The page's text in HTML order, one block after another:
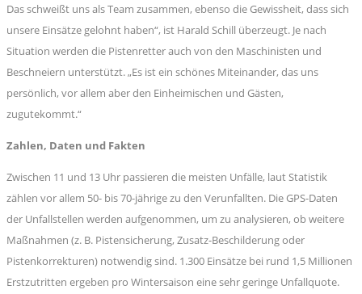
Das schweißt uns als Team zusammen, ebenso die Gewissheit, dass sich
unsere Einsätze gelohnt haben“, ist Harald Schill überzeugt. Je nach
Situation werden die Pistenretter auch von den Maschinisten und
Beschneiern unterstützt. „Es ist ein schönes Miteinander, das uns
persönlich, vor allem aber den Einheimischen und Gästen,
zugutekommt.“
Zahlen, Daten und Fakten
Zwischen 11 und 13 Uhr passieren die meisten Unfälle, laut Statistik
zählen vor allem 50- bis 70-jährige zu den Verunfallten. Die GPS-Daten
der Unfallstellen werden aufgenommen, um zu analysieren, ob weitere
Maßnahmen (z. B. Pistensicherung, Zusatz-Beschilderung oder
Pistenkorrekturen) notwendig sind. 1.300 Einsätze bei rund 1,5 Millionen
Erstzutritten ergeben pro Wintersaison eine sehr geringe Unfallquote.